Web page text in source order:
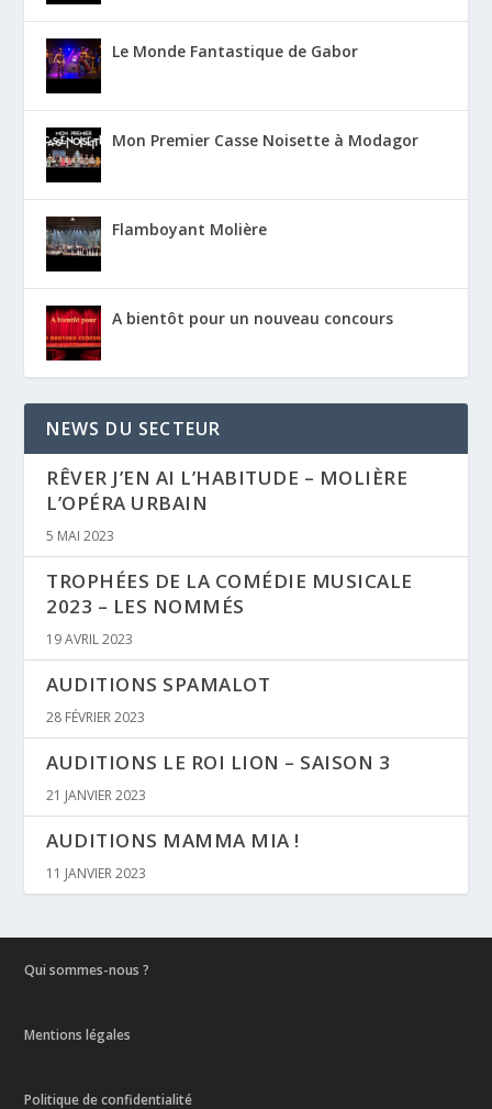
Le Monde Fantastique de Gabor
Mon Premier Casse Noisette à Modagor
Flamboyant Molière
A bientôt pour un nouveau concours
NEWS DU SECTEUR
RÊVER J’EN AI L’HABITUDE – MOLIÈRE
L’OPÉRA URBAIN
5 MAI 2023
TROPHÉES DE LA COMÉDIE MUSICALE
2023 – LES NOMMÉS
19 AVRIL 2023
AUDITIONS SPAMALOT
28 FÉVRIER 2023
AUDITIONS LE ROI LION – SAISON 3
21 JANVIER 2023
AUDITIONS MAMMA MIA !
11 JANVIER 2023
Qui sommes-nous ?
Mentions légales
Politique de confidentialité